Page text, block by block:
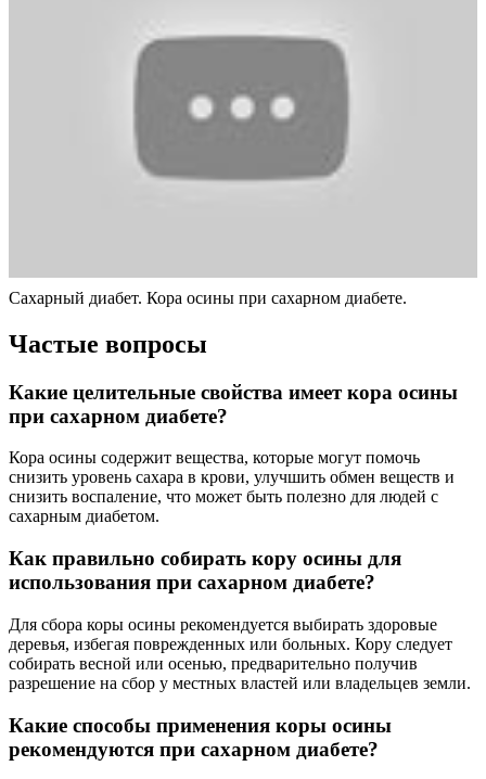
Сахарный диабет. Кора осины при сахарном диабете.
Частые вопросы
Какие целительные свойства имеет кора осины
при сахарном диабете?
Кора осины содержит вещества, которые могут помочь
снизить уровень сахара в крови, улучшить обмен веществ и
снизить воспаление, что может быть полезно для людей с
сахарным диабетом.
Как правильно собирать кору осины для
использования при сахарном диабете?
Для сбора коры осины рекомендуется выбирать здоровые
деревья, избегая поврежденных или больных. Кору следует
собирать весной или осенью, предварительно получив
разрешение на сбор у местных властей или владельцев земли.
Какие способы применения коры осины
рекомендуются при сахарном диабете?